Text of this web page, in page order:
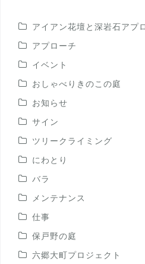
アイアン花壇と深岩石アプ
アプローチ
イベント
おしゃべりきのこの庭
お知らせ
サイン
ツリークライミング
にわとり
バラ
メンテナンス
仕事
保戸野の庭
六郷大町プロジェクト